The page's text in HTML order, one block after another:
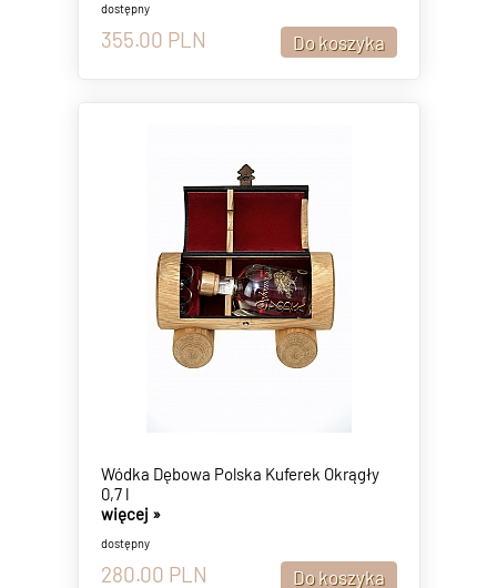
dostępny
355.00 PLN
Wódka Dębowa Polska Kuferek Okrągły
0,7 l
więcej »
dostępny
280.00 PLN